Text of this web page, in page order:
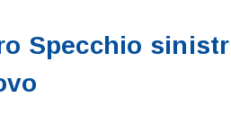
Specchio